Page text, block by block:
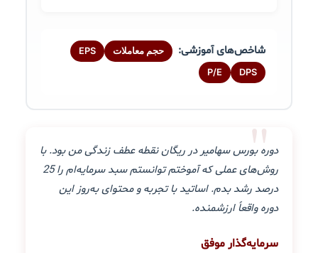
شاخص‌های آموزشی: حجم معاملات EPS
DPS
P/E
"
دوره بورس سهامیر در ریگان نقطه عطف زندگی من بود. با
روش‌های عملی که آموختم توانستم سبد سرمایه‌ام را 25
درصد رشد بدم. اساتید با تجربه و محتوای به‌روز این
دوره واقعاً ارزشمنده.
سرمایه‌گذار موفق